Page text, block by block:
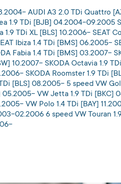
AUDI A3 2.0 TDi Quattro
1.9 TDi [BJB] 04.2004-09.2005
TDi XL [BLS] 10.2006- SEAT
Ibiza 1.4 TDi [BMS] 06.2005-
Fabia 1.4 TDi [BMS] 03.2007-
10.2007- SKODA Octavia 1.9
SKODA Roomster 1.9 TDi
[BLS] 08.2005- 5 speed VW
VW Jetta 1.9 TDi [BKC]
VW Polo 1.4 TDi [BAY]
02.2006 6 speed VW Touran